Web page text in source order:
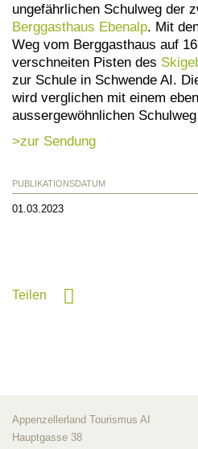
ungefährlichen Schulweg der
Berggasthaus Ebenalp. Mit
Weg vom Berggasthaus auf
verschneiten Pisten des
zur Schule in Schwende AI.
wird verglichen mit einem
aussergewöhnlichen
>zur Sendung
PUBLIKATIONSDATUM
01.03.2023
Teilen
Appenzellerland Tourismus AI
Hauptgasse 38